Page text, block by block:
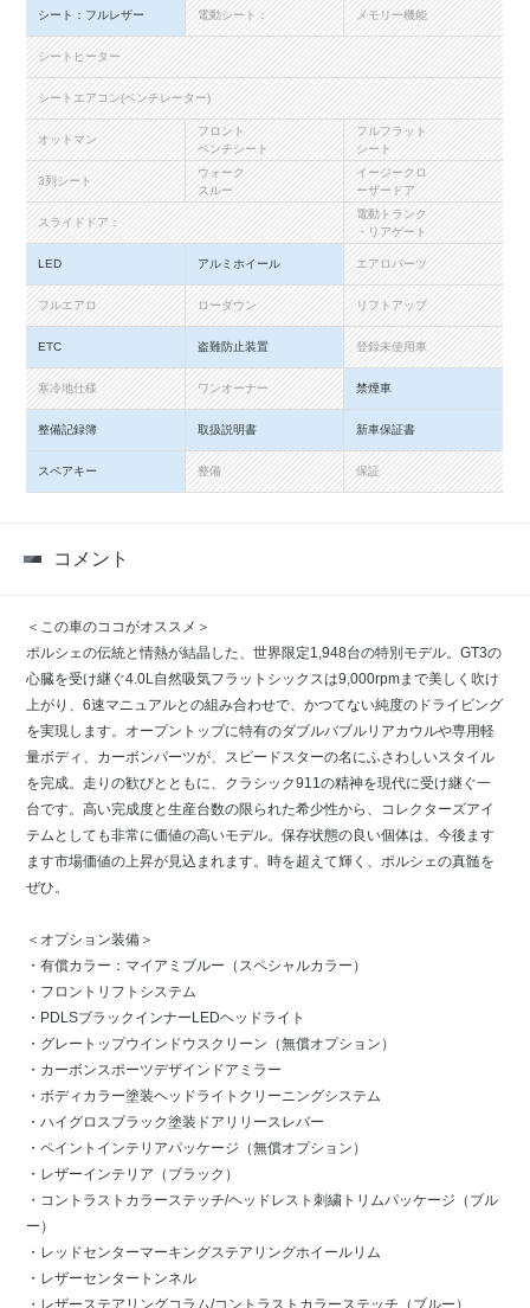
シート：フルレザー 電動シート： メモリー機能
シートヒーター
シートエアコン(ベンチレーター)
オットマン
フロント
ベンチシート
フルフラット
シート
3列シート
ウォーク
スルー
イージークロ
ーザードア
スライドドア：
電動トランク
・リアゲート
LED アルミホイール エアロパーツ
フルエアロ ローダウン リフトアップ
ETC 盗難防止装置 登録未使用車
寒冷地仕様 ワンオーナー 禁煙車
整備記録簿 取扱説明書 新車保証書
スペアキー 整備 保証
コメント
＜この車のココがオススメ＞
ポルシェの伝統と情熱が結晶した、世界限定1,948台の特別モデル。GT3の
心臓を受け継ぐ4.0L自然吸気フラットシックスは9,000rpmまで美しく吹け
上がり、6速マニュアルとの組み合わせで、かつてない純度のドライビング
を実現します。オープントップに特有のダブルバブルリアカウルや専用軽
量ボディ、カーボンパーツが、スピードスターの名にふさわしいスタイル
を完成。走りの歓びとともに、クラシック911の精神を現代に受け継ぐ一
台です。高い完成度と生産台数の限られた希少性から、コレクターズアイ
テムとしても非常に価値の高いモデル。保存状態の良い個体は、今後ます
ます市場価値の上昇が見込まれます。時を超えて輝く、ポルシェの真髄を
ぜひ。
＜オプション装備＞
・有償カラー：マイアミブルー（スペシャルカラー）
・フロントリフトシステム
・PDLSブラックインナーLEDヘッドライト
・グレートップウインドウスクリーン（無償オプション）
・カーボンスポーツデザインドアミラー
・ボディカラー塗装ヘッドライトクリーニングシステム
・ハイグロスブラック塗装ドアリリースレバー
・ペイントインテリアパッケージ（無償オプション）
・レザーインテリア（ブラック）
・コントラストカラーステッチ/ヘッドレスト刺繍トリムパッケージ（ブル
ー）
・レッドセンターマーキングステアリングホイールリム
・レザーセンタートンネル
・レザーステアリングコラム/コントラストカラーステッチ（ブルー）